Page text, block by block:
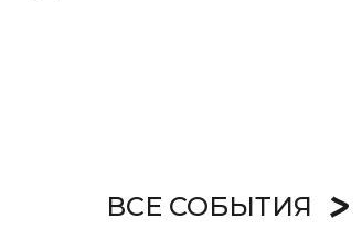
ВСЕ СОБЫТИЯ